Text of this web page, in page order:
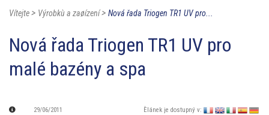
Vítejte> Výrobkù a zaøízení> Nová řada Triogen TR1 UV pro...
Nová řada Triogen TR1 UV pro
malé bazény a spa
29/06/2011
Èlánek je dostupný v: